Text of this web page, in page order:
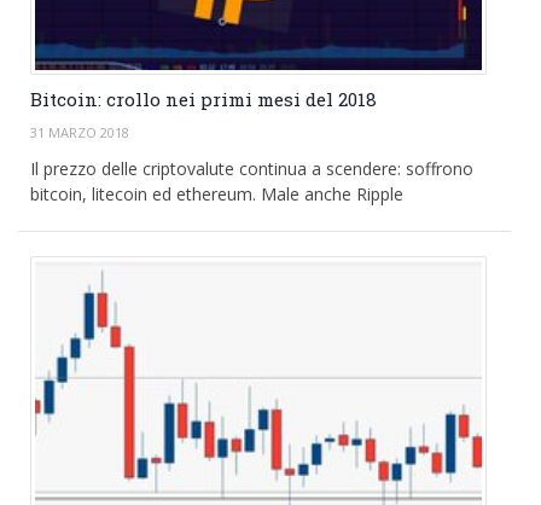
Bitcoin: crollo nei primi mesi del 2018
31 MARZO 2018
Il prezzo delle criptovalute continua a scendere: soffrono
bitcoin, litecoin ed ethereum. Male anche Ripple